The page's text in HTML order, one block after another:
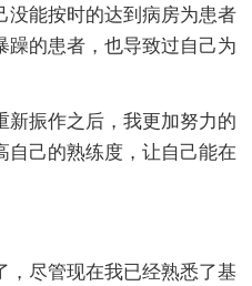
没能按时的达到病房为患者
躁的患者，也导致过自己为
振作之后，我更加努力的
自己的熟练度，让自己能在
尽管现在我已经熟悉了基